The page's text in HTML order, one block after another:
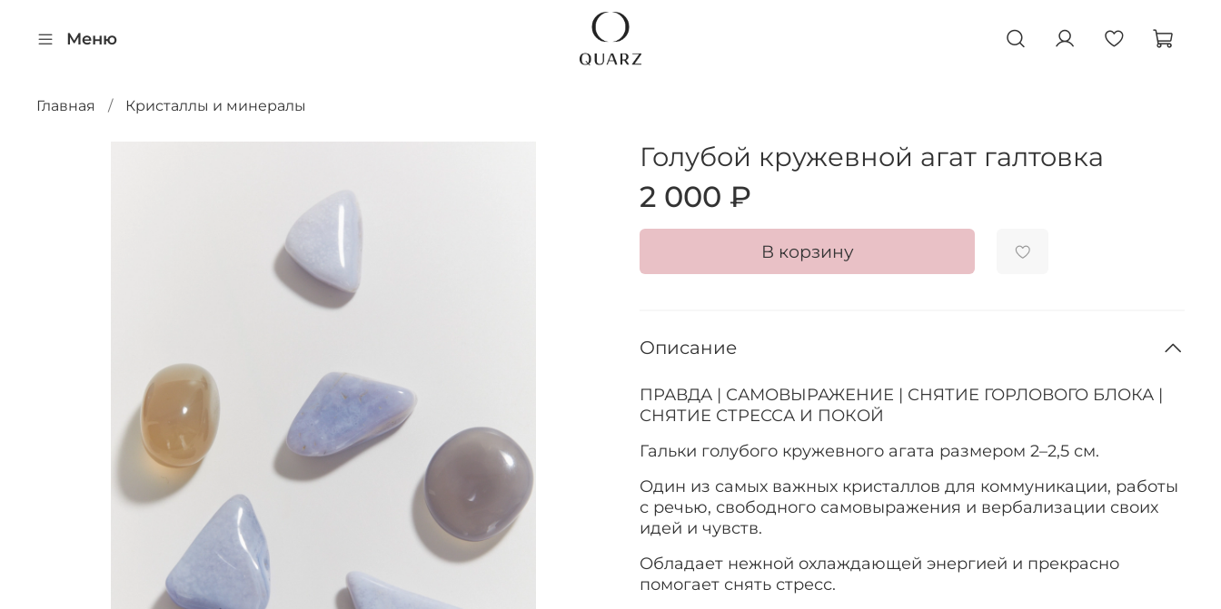
Меню
Главная Кристаллы и минералы
Голубой кружевной агат галтовка
2 000 ₽
В корзину
Описание
ПРАВДА | САМОВЫРАЖЕНИЕ | СНЯТИЕ ГОРЛОВОГО БЛОКА |
СНЯТИЕ СТРЕССА И ПОКОЙ
Гальки голубого кружевного агата размером 2–2,5 см.
Один из самых важных кристаллов для коммуникации, работы
с речью, свободного самовыражения и вербализации своих
идей и чувств.
Обладает нежной охлаждающей энергией и прекрасно
помогает снять стресс.